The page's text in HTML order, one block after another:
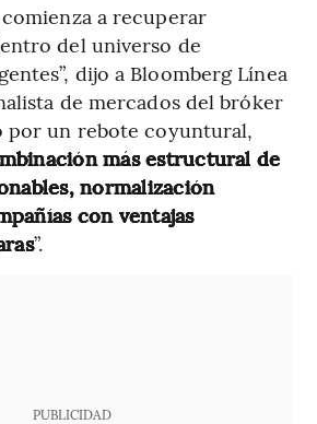
a recuperar
del universo de
dijo a Bloomberg Línea
de mercados del bróker
por un rebote coyuntural,
más estructural de
normalización
con ventajas
”.
PUBLICIDAD